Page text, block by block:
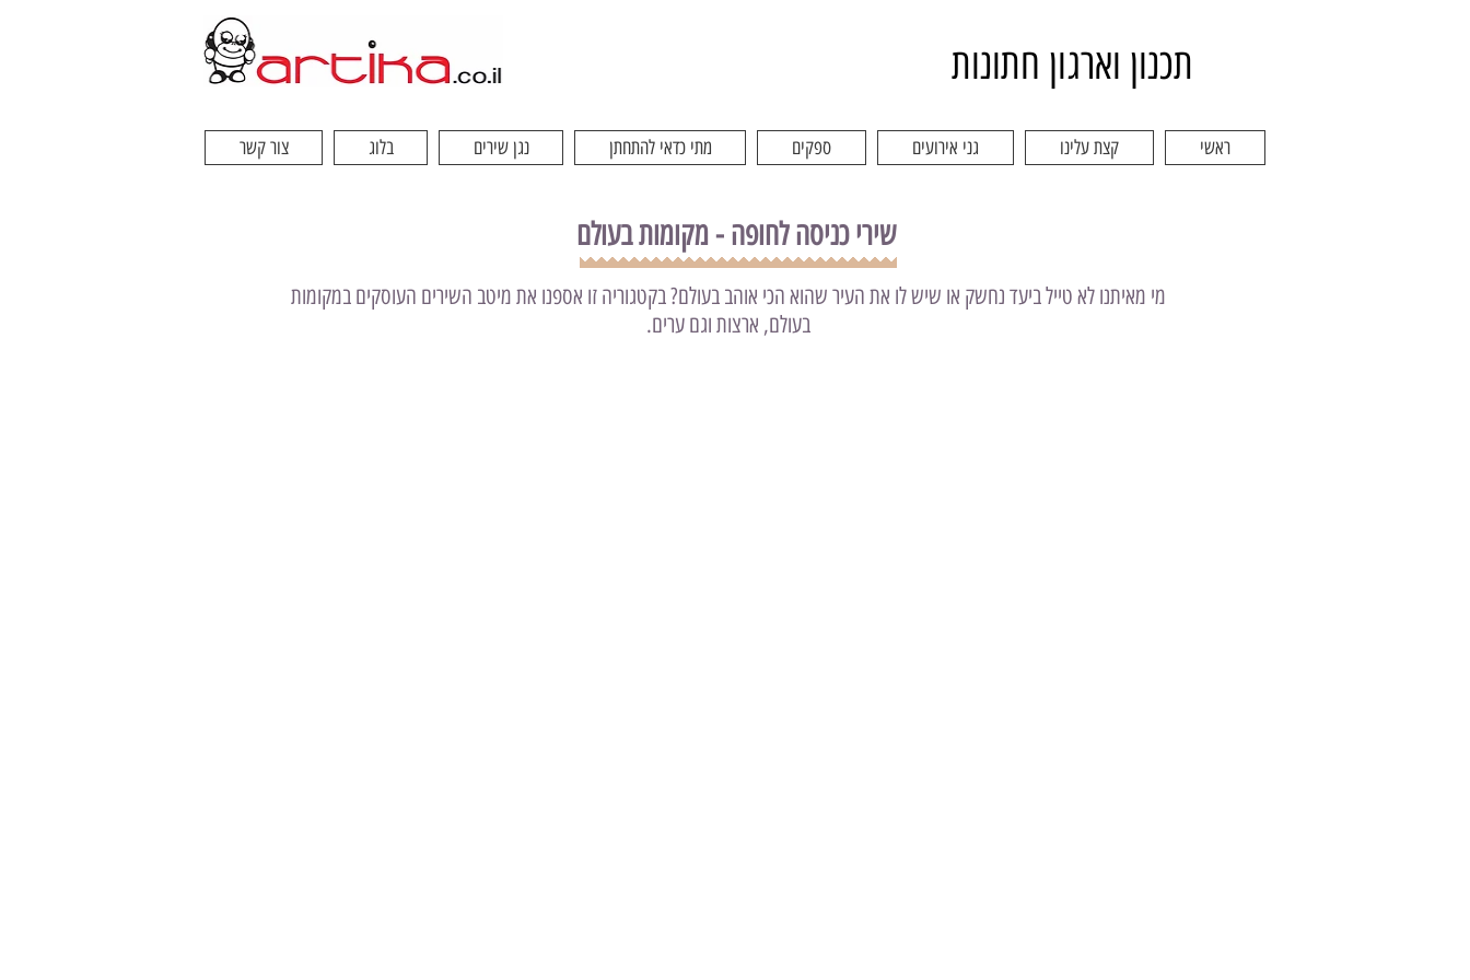
תכנון וארגון חתונות
ראשי קצת עלינו גני אירועים ספקים מתי כדאי להתחתן נגן שירים בלוג צור קשר
שירי כניסה לחופה - מקומות בעולם
מי מאיתנו לא טייל ביעד נחשק או שיש לו את העיר שהוא הכי אוהב בעולם? בקטגוריה זו אספנו את מיטב השירים העוסקים במקומות
בעולם, ארצות וגם ערים.